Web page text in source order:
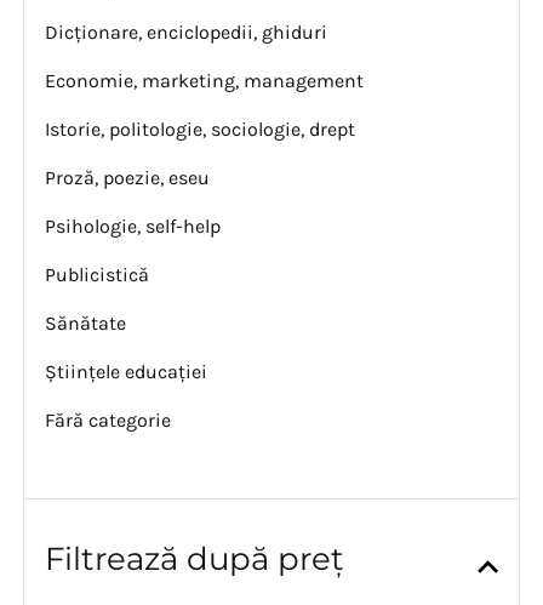
Dicționare, enciclopedii, ghiduri
Economie, marketing, management
Istorie, politologie, sociologie, drept
Proză, poezie, eseu
Psihologie, self-help
Publicistică
Sănătate
Științele educației
Fără categorie
Filtrează după preț